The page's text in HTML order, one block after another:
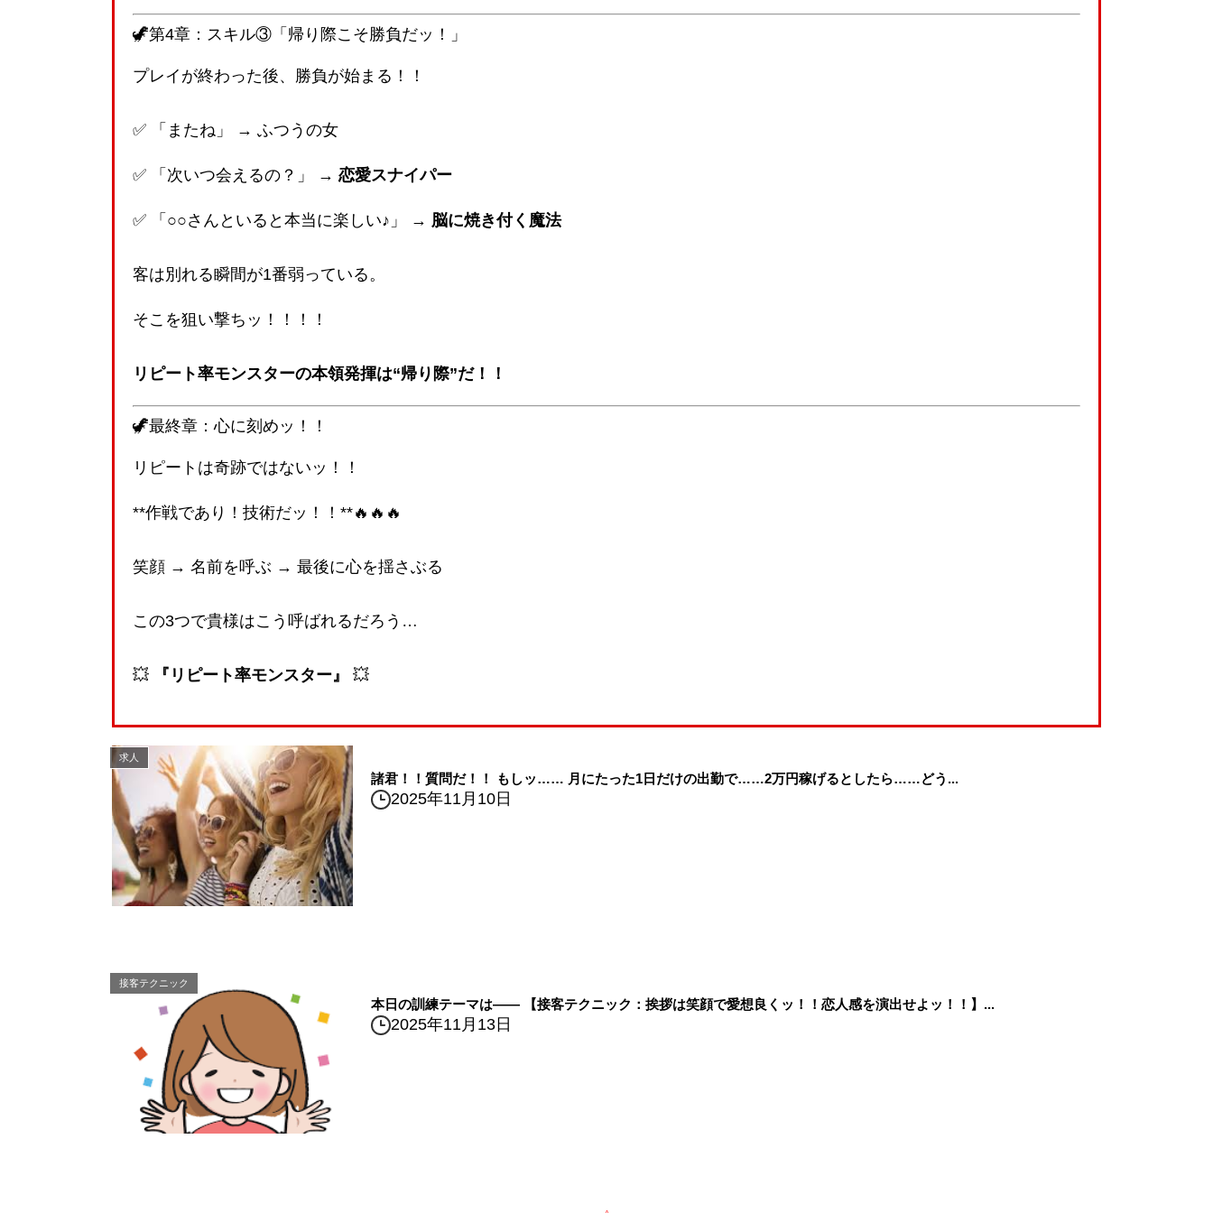
🦖第4章：スキル③「帰り際こそ勝負だッ！」
プレイが終わった後、勝負が始まる！！
✅ 「またね」 → ふつうの女
✅ 「次いつ会えるの？」 → 恋愛スナイパー
✅ 「○○さんといると本当に楽しい♪」 → 脳に焼き付く魔法
客は別れる瞬間が1番弱っている。
そこを狙い撃ちッ！！！！
リピート率モンスターの本領発揮は“帰り際”だ！！
🦖最終章：心に刻めッ！！
リピートは奇跡ではないッ！！
**作戦であり！技術だッ！！**🔥🔥🔥
笑顔 → 名前を呼ぶ → 最後に心を揺さぶる
この3つで貴様はこう呼ばれるだろう…
💥 『リピート率モンスター』 💥
求人
諸君！！質問だ！！ もしッ…… 月にたった1日だけの出勤で……2万円稼げるとしたら……どう...
2025年11月10日
接客テクニック
本日の訓練テーマは―― 【接客テクニック：挨拶は笑顔で愛想良くッ！！恋人感を演出せよッ！！】...
2025年11月13日